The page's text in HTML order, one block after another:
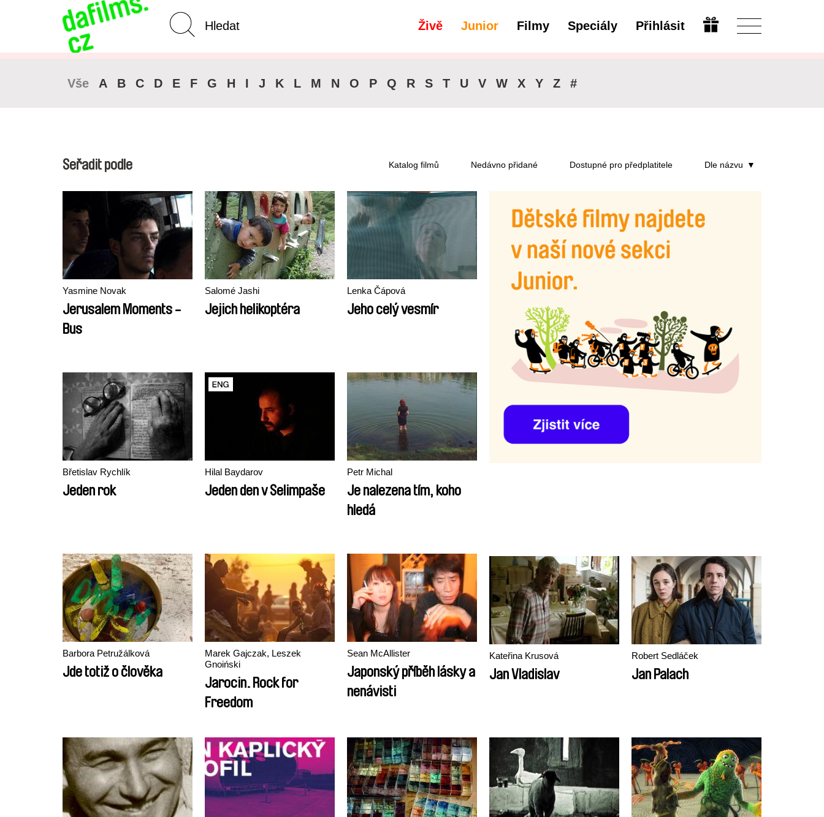
Živě Junior Filmy Speciály Přihlásit
Pokročilé vyhledávání Upravit
Vše A B C D E F G H I J K L M N O P Q R S T U V W X Y Z #
Seřadit podle Katalog filmů Nedávno přidané Dostupné pro předplatitele Dle názvu
Yasmine Novak
Jerusalem Moments -
Bus
Salomé Jashi
Jejich helikoptéra
Lenka Čápová
Jeho celý vesmír
Břetislav Rychlík
Jeden rok
Hilal Baydarov
Jeden den v Selimpaše
Petr Michal
Je nalezena tím, koho
hledá
Barbora Petružálková
Jde totiž o člověka
Marek Gajczak, Leszek
Gnoiński
Jarocin. Rock for
Freedom
Sean McAllister
Japonský příběh lásky a
nenávisti
Kateřina Krusová
Jan Vladislav
Robert Sedláček
Jan Palach